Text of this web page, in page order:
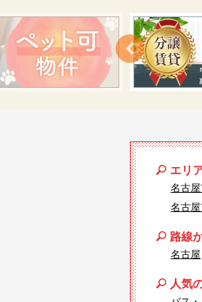
エリ
名古
名古
路線
名古屋
人気